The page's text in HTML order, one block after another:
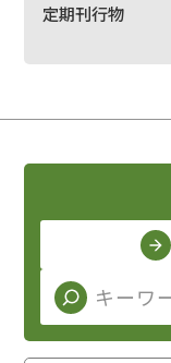
定期刊行物